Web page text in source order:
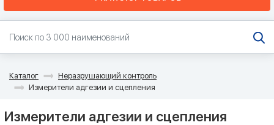
Каталог
Неразрушающий контроль
Измерители адгезии и сцепления
Измерители адгезии и сцепления